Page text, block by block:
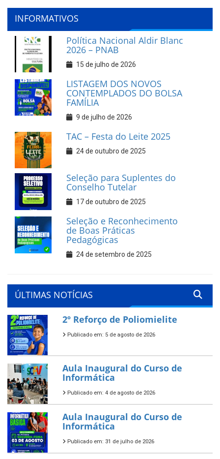
INFORMATIVOS
Política Nacional Aldir Blanc
2026 – PNAB
15 de julho de 2026
LISTAGEM DOS NOVOS
CONTEMPLADOS DO BOLSA
FAMÍLIA
9 de julho de 2026
TAC – Festa do Leite 2025
24 de outubro de 2025
Seleção para Suplentes do
Conselho Tutelar
17 de outubro de 2025
Seleção e Reconhecimento
de Boas Práticas
Pedagógicas
24 de setembro de 2025
ÚLTIMAS NOTÍCIAS
2º Reforço de Poliomielite
Publicado em: 5 de agosto de 2026
Aula Inaugural do Curso de
Informática
Publicado em: 4 de agosto de 2026
Aula Inaugural do Curso de
Informática
Publicado em: 31 de julho de 2026